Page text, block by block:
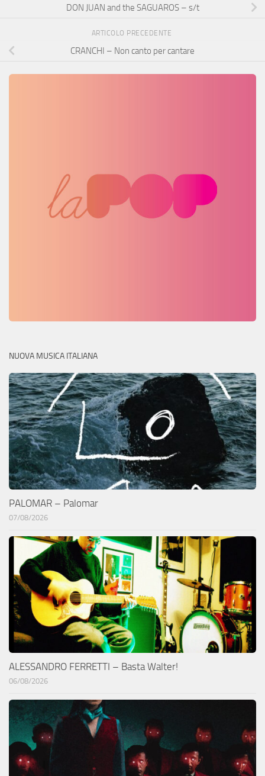
DON JUAN and the SAGUAROS – s/t
ARTICOLO PRECEDENTE
CRANCHI – Non canto per cantare
NUOVA MUSICA ITALIANA
PALOMAR – Palomar
07/08/2026
ALESSANDRO FERRETTI – Basta Walter!
06/08/2026